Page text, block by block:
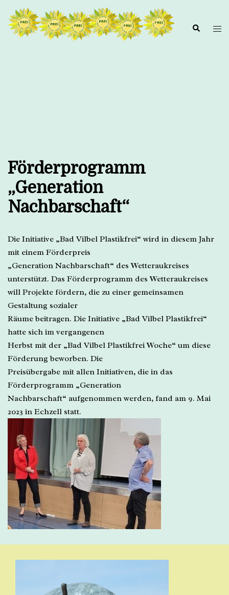
Inhalt
springen
Förderprogramm
„Generation
Nachbarschaft“
Die Initiative „Bad Vilbel Plastikfrei“ wird in diesem Jahr
mit einem Förderpreis
„Generation Nachbarschaft“ des Wetteraukreises
unterstützt. Das Förderprogramm des Wetteraukreises
will Projekte fördern, die zu einer gemeinsamen
Gestaltung sozialer
Räume beitragen. Die Initiative „Bad Vilbel Plastikfrei“
hatte sich im vergangenen
Herbst mit der „Bad Vilbel Plastikfrei Woche“ um diese
Förderung beworben. Die
Preisübergabe mit allen Initiativen, die in das
Förderprogramm „Generation
Nachbarschaft“ aufgenommen werden, fand am 9. Mai
2023 in Echzell statt.